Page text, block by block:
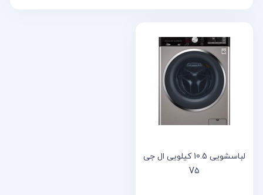
لوازم
آشپز
خانه
و
لباسشویی 10.5 کیلویی ال جی
V5